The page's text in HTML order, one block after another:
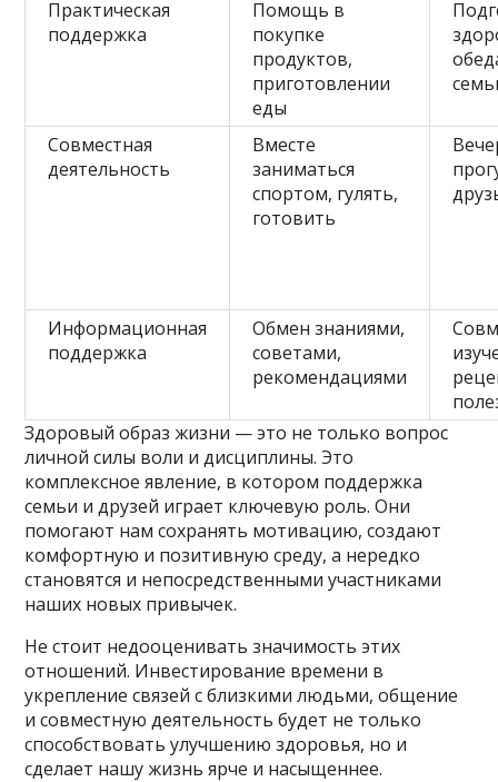
Практическая
поддержка
Помощь в
покупке
продуктов,
приготовлении
еды
Совместная
деятельность
Вместе
заниматься
спортом, гулять,
готовить
Информационная
поддержка
Обмен знаниями,
советами,
рекомендациями
Здоровый образ жизни — это не только вопрос
личной силы воли и дисциплины. Это
комплексное явление, в котором поддержка
семьи и друзей играет ключевую роль. Они
помогают нам сохранять мотивацию, создают
комфортную и позитивную среду, а нередко
становятся и непосредственными участниками
наших новых привычек.
Не стоит недооценивать значимость этих
отношений. Инвестирование времени в
укрепление связей с близкими людьми, общение
и совместную деятельность будет не только
способствовать улучшению здоровья, но и
сделает нашу жизнь ярче и насыщеннее.